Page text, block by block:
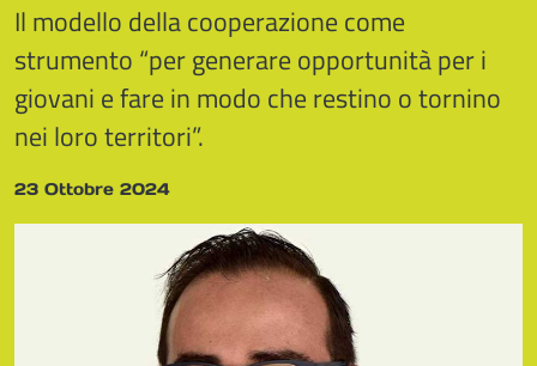
Il modello della cooperazione come
strumento “per generare opportunità per i
giovani e fare in modo che restino o tornino
nei loro territori”.
23 Ottobre 2024